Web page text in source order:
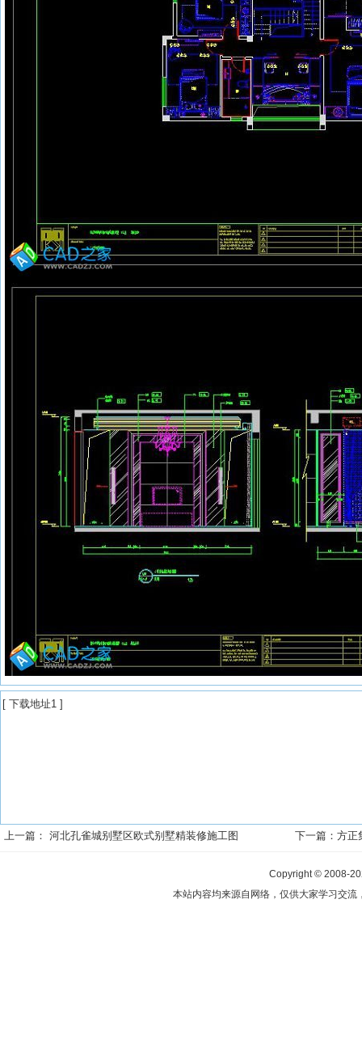
[ 下载地址1 ]
上一篇： 河北孔雀城别墅区欧式别墅精装修施工图 下一篇： 方正
Copyright © 2008-
本站内容均来源自网络，仅供大家学习交